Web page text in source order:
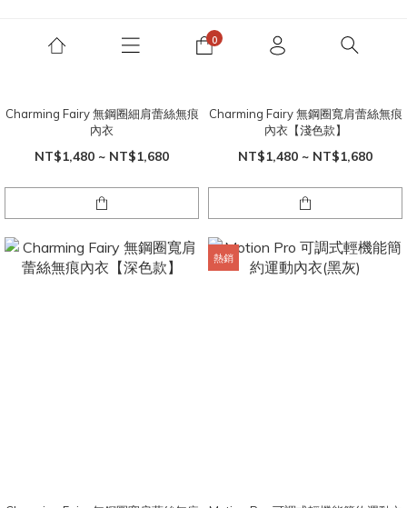
Charming Fairy 無鋼圈細肩蕾絲無痕
內衣
NT$1,480 ~ NT$1,680
Charming Fairy 無鋼圈寬肩蕾絲無痕
內衣【淺色款】
NT$1,480 ~ NT$1,680
熱銷